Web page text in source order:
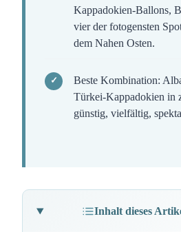
Kappadokien-Ballons,
vier der fotogensten
dem Nahen Osten.
Beste Kombination:
Türkei-Kappadokien
günstig, vielfältig,
Inhalt dieses